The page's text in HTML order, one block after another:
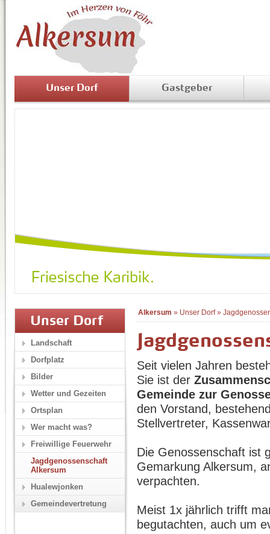
Unser Dorf Gastgeber
Alkersum » Unser Dorf»
Seit vielen Jahren
Sie ist der
Gemeinde zur
den Vorstand,
Stellvertreter,
Die Genossenschaft ist
Gemarkung Alkersum,
verpachten.
Meist 1x jährlich trifft
begutachten, auch um
Unser Dorf
Landschaft
Dorfplatz
Bilder
Wetter und Gezeiten
Ortsplan
Wer macht was?
Freiwillige Feuerwehr
Jagdgenossenschaft
Alkersum
Hualewjonken
Gemeindevertretung